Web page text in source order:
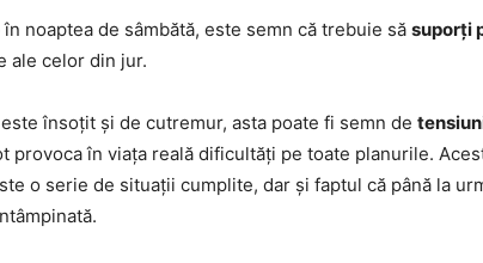
noaptea de sâmbătă, este semn că trebuie să suporți
ale celor din jur.
însoțit și de cutremur, asta poate fi semn de
provoca în viața reală dificultăți pe toate planurile.
o serie de situații cumplite, dar și faptul că până la